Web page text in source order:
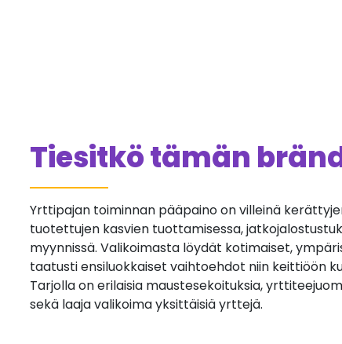
Tiesitkö tämän
Yrttipajan toiminnan pääpaino on villeinä
tuotettujen kasvien tuottamisessa,
myynnissä. Valikoimasta löydät kotimaiset,
taatusti ensiluokkaiset vaihtoehdot niin keittiöön
Tarjolla on erilaisia maustesekoituksia,
sekä laaja valikoima yksittäisiä yrttejä.